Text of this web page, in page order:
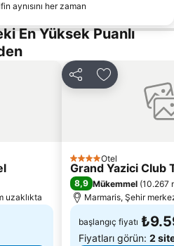
Netsel Marina Marmaris
Aghios Nikolaos
Kaunos
Kapalıçarşı
Nimporios
Emborio Traditional Settlement
Μedieval city of Rhodes
Rhodos Sightseeing Train
aynısını her zaman
En Yüksek Puanlı
uzaklıkta
Paylaş Favorilerime
4 YıldızOtel
Grand Yazici Club
8,9 Mükemmel (10.267
Marmaris, Şehir
başlangıç fiyatı
Fiyatları görün: 2